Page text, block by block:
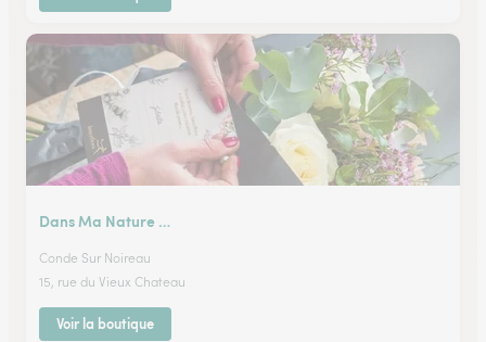
Dans Ma Nature …
Conde Sur Noireau
15, rue du Vieux Chateau
Voir la boutique